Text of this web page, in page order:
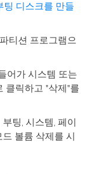
팅 디스크를 만들
티션 프로그램으
어가 시스템 또는
클릭하고 "삭제"를
팅, 시스템, 페이
볼륨 삭제를 시